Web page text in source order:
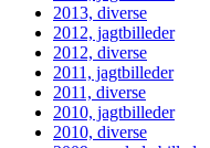
2013, diverse
2012, jagtbilleder
2012, diverse
2011, jagtbilleder
2011, diverse
2010, jagtbilleder
2010, diverse